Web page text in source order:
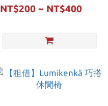
NT$200 ~ NT$400